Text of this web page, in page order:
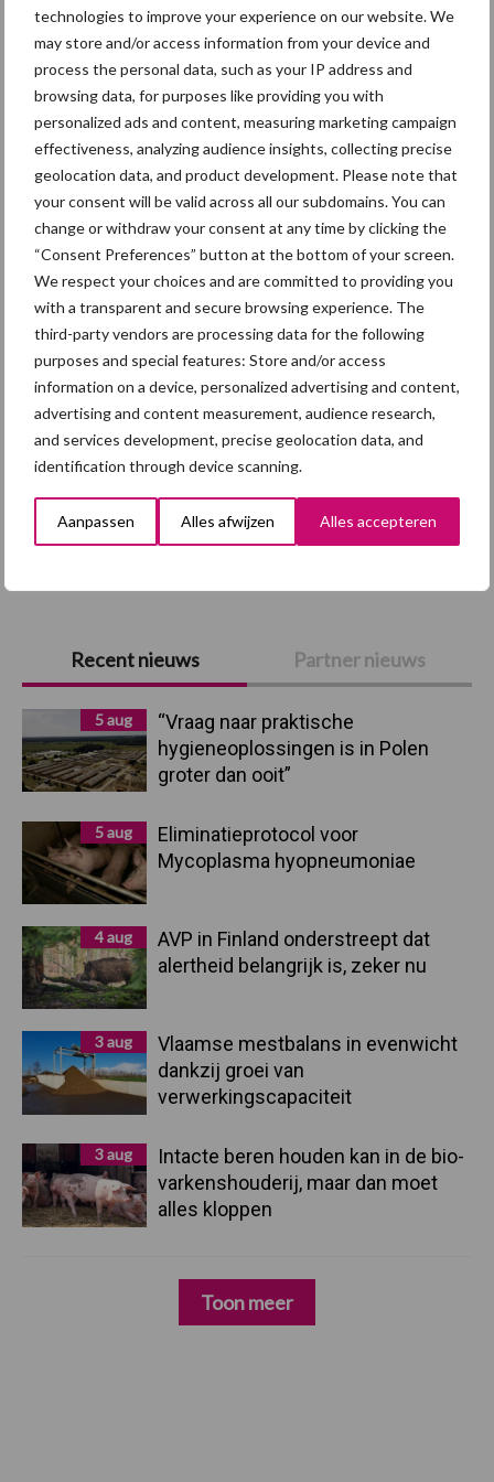
technologies to improve your experience on our website. We
may store and/or access information from your device and
process the personal data, such as your IP address and
browsing data, for purposes like providing you with
personalized ads and content, measuring marketing campaign
effectiveness, analyzing audience insights, collecting precise
geolocation data, and product development. Please note that
your consent will be valid across all our subdomains. You can
change or withdraw your consent at any time by clicking the
“Consent Preferences” button at the bottom of your screen.
We respect your choices and are committed to providing you
with a transparent and secure browsing experience. The
third-party vendors are processing data for the following
purposes and special features: Store and/or access
information on a device, personalized advertising and content,
advertising and content measurement, audience research,
and services development, precise geolocation data, and
identification through device scanning.
Aanpassen Alles afwijzen Alles accepteren
Uitrijregeling per type meststof in de maand augustus
(bron: VLM – beeld: Twan Wiermans)
Primaire
Sidebar
Recent nieuws Partner nieuws
5 aug
“Vraag naar praktische
hygieneoplossingen is in Polen
groter dan ooit”
5 aug
Eliminatieprotocol voor
Mycoplasma hyopneumoniae
4 aug
AVP in Finland onderstreept dat
alertheid belangrijk is, zeker nu
3 aug
Vlaamse mestbalans in evenwicht
dankzij groei van
verwerkingscapaciteit
3 aug
Intacte beren houden kan in de bio-
varkenshouderij, maar dan moet
alles kloppen
Toon meer
Themapagina's
Maak uw keuze:
DierengezondheidHuisvesting
Toon meer